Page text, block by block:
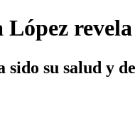
revela
su salud y